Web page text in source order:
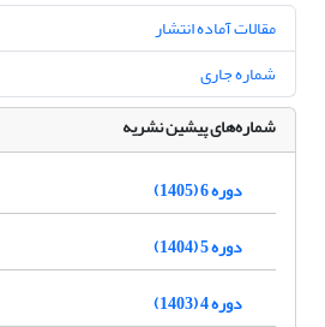
مقالات آماده انتشار
شماره جاری
شماره‌های پیشین نشریه
دوره 6 (1405)
دوره 5 (1404)
دوره 4 (1403)